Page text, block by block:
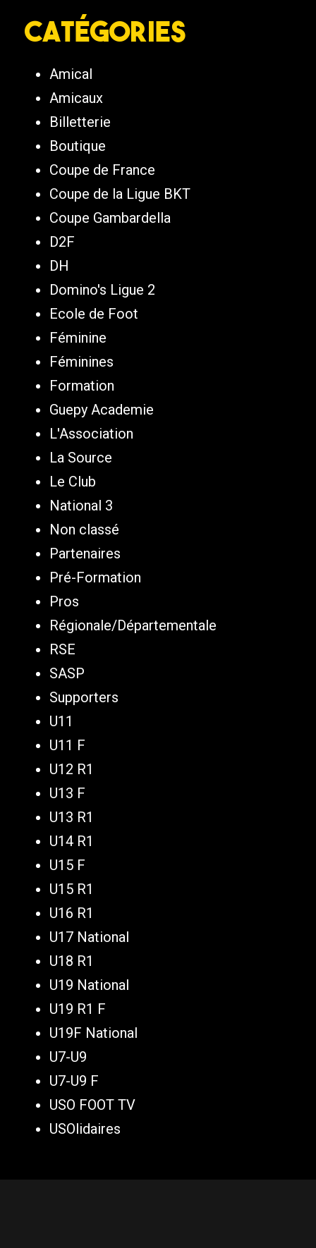
Catégories
Amical
Amicaux
Billetterie
Boutique
Coupe de France
Coupe de la Ligue BKT
Coupe Gambardella
D2F
DH
Domino's Ligue 2
Ecole de Foot
Féminine
Féminines
Formation
Guepy Academie
L'Association
La Source
Le Club
National 3
Non classé
Partenaires
Pré-Formation
Pros
Régionale/Départementale
RSE
SASP
Supporters
U11
U11 F
U12 R1
U13 F
U13 R1
U14 R1
U15 F
U15 R1
U16 R1
U17 National
U18 R1
U19 National
U19 R1 F
U19F National
U7-U9
U7-U9 F
USO FOOT TV
USOlidaires